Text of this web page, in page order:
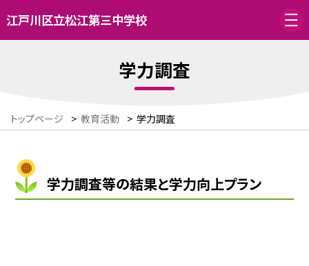
江戸川区立松江第三中学校
学力調査
トップページ > 教育活動 > 学力調査
学力調査等の結果と学力向上プラン